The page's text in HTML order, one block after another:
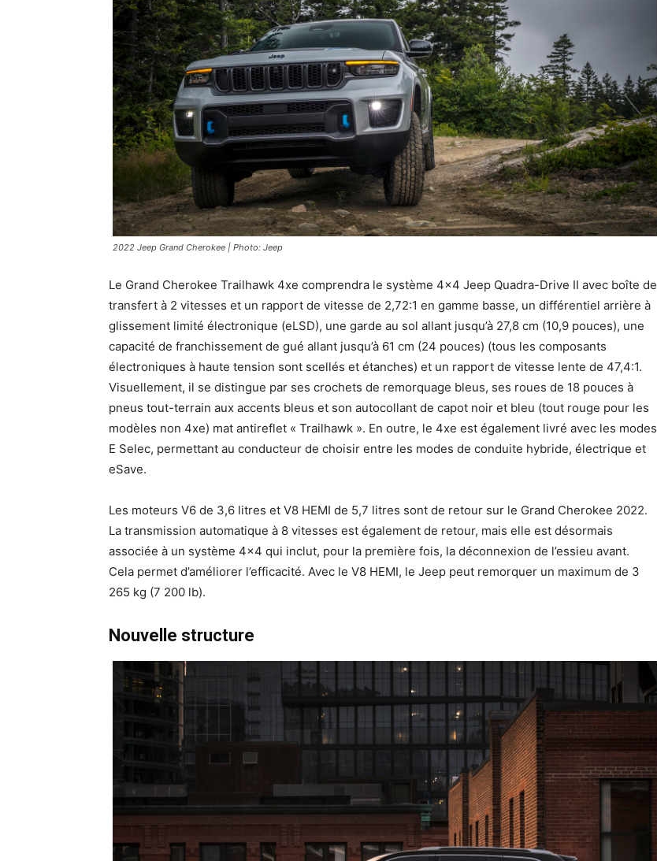
2022 Jeep Grand Cherokee | Photo: Jeep
Le Grand Cherokee Trailhawk 4xe comprendra le système 4×4 Jeep Quadra-Drive II avec boîte de
transfert à 2 vitesses et un rapport de vitesse de 2,72:1 en gamme basse, un différentiel arrière à
glissement limité électronique (eLSD), une garde au sol allant jusqu’à 27,8 cm (10,9 pouces), une
capacité de franchissement de gué allant jusqu’à 61 cm (24 pouces) (tous les composants
électroniques à haute tension sont scellés et étanches) et un rapport de vitesse lente de 47,4:1.
Visuellement, il se distingue par ses crochets de remorquage bleus, ses roues de 18 pouces à
pneus tout-terrain aux accents bleus et son autocollant de capot noir et bleu (tout rouge pour les
modèles non 4xe) mat antireflet « Trailhawk ». En outre, le 4xe est également livré avec les modes
E Selec, permettant au conducteur de choisir entre les modes de conduite hybride, électrique et
eSave.
Les moteurs V6 de 3,6 litres et V8 HEMI de 5,7 litres sont de retour sur le Grand Cherokee 2022.
La transmission automatique à 8 vitesses est également de retour, mais elle est désormais
associée à un système 4×4 qui inclut, pour la première fois, la déconnexion de l’essieu avant.
Cela permet d’améliorer l’efficacité. Avec le V8 HEMI, le Jeep peut remorquer un maximum de 3
265 kg (7 200 lb).
Nouvelle structure